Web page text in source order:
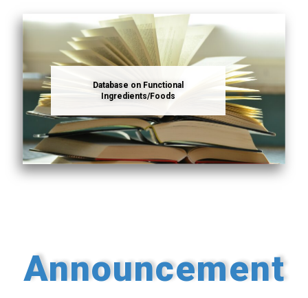
Database on Functional
Ingredients/Foods
Announcement